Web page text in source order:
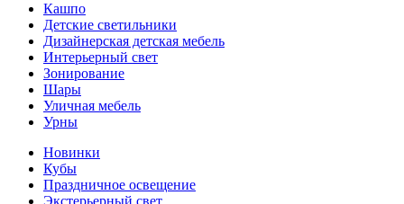
Кашпо
Детские светильники
Дизайнерская детская мебель
Интерьерный свет
Зонирование
Шары
Уличная мебель
Урны
Новинки
Кубы
Праздничное освещение
Экстерьерный свет